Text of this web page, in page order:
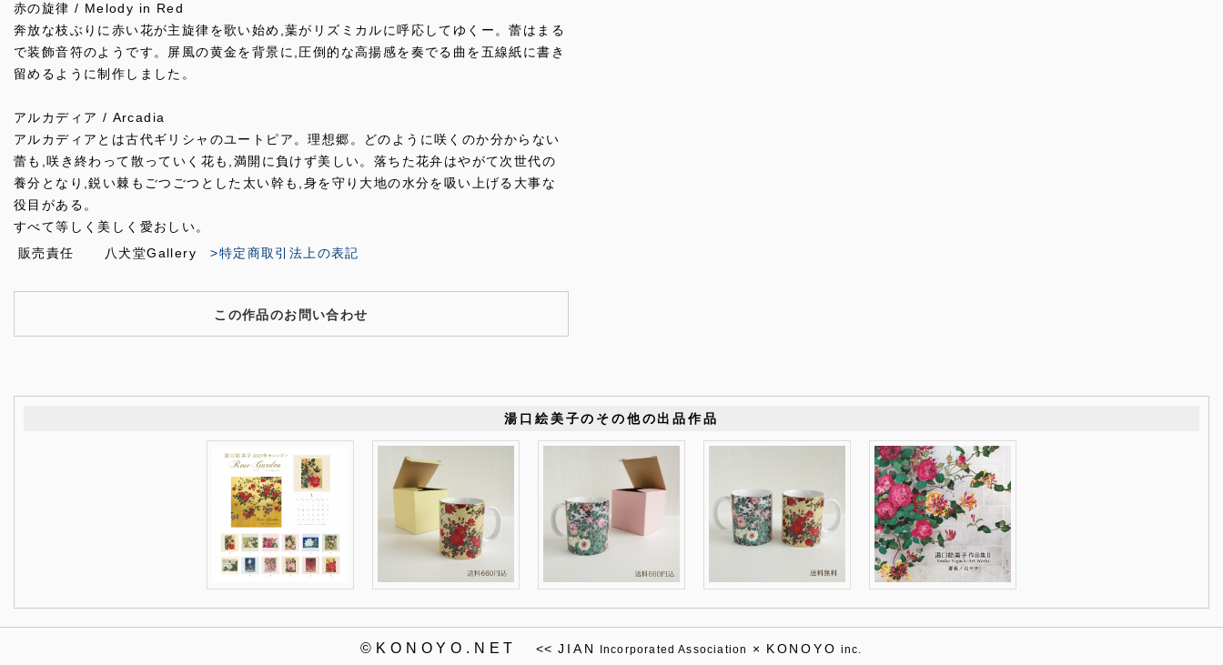
赤の旋律 / Melody in Red
奔放な枝ぶりに赤い花が主旋律を歌い始め,葉がリズミカルに呼応してゆくー。蕾はまる
で装飾音符のようです。屏風の黄金を背景に,圧倒的な高揚感を奏でる曲を五線紙に書き
留めるように制作しました。
アルカディア / Arcadia
アルカディアとは古代ギリシャのユートピア。理想郷。どのように咲くのか分からない
蕾も,咲き終わって散っていく花も,満開に負けず美しい。落ちた花弁はやがて次世代の
養分となり,鋭い棘もごつごつとした太い幹も,身を守り大地の水分を吸い上げる大事な
役目がある。
すべて等しく美しく愛おしい。
販売責任
八犬堂Gallery>特定商取引法上の表記
この作品のお問い合わせ
湯口絵美子のその他の出品作品
©KONOYO.NET<<JIAN Incorporated Association × KONOYO inc.